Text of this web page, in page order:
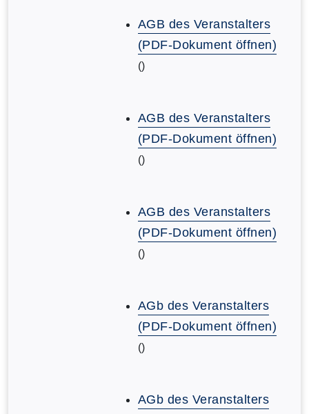
AGB des Veranstalters
(PDF-Dokument öffnen)
()
AGB des Veranstalters
(PDF-Dokument öffnen)
()
AGB des Veranstalters
(PDF-Dokument öffnen)
()
AGb des Veranstalters
(PDF-Dokument öffnen)
()
AGb des Veranstalters